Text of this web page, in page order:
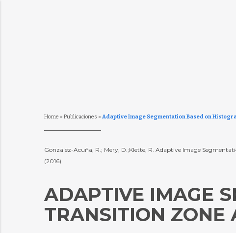
Home » Publicaciones » Adaptive Image Segmentation Based on
Gonzalez-Acuña, R.; Mery, D.;Klette, R. Adaptive Image
(2016)
ADAPTIVE IMAGE
TRANSITION ZONE